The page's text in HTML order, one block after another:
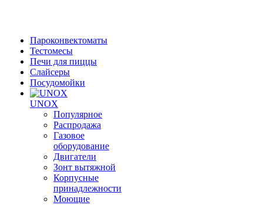
Пароконвектоматы
Тестомесы
Печи для пиццы
Слайсеры
Посудомойки
UNOX
Популярное
Распродажа
Газовое
оборудование
Двигатели
Зонт вытяжной
Корпусные
принадлежности
Моющие